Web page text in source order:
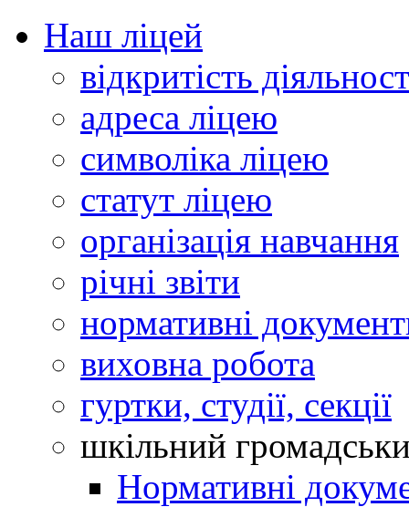
Наш ліцей
відкритість
адреса ліцею
символіка ліцею
статут ліцею
організація навчання
річні звіти
нормативні
виховна робота
гуртки, студії, секції
шкільний
Нормативні